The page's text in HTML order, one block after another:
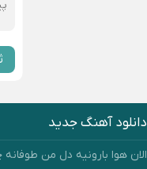
دانلود آهنگ جدید
الان هوا بارونیه دل من